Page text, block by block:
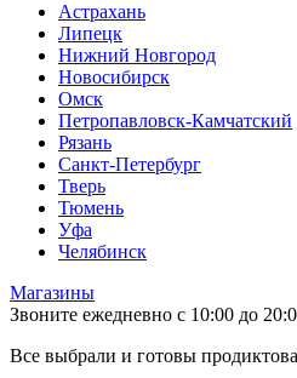
Астрахань
Липецк
Нижний Новгород
Новосибирск
Омск
Петропавловск-Камчатский
Рязань
Санкт-Петербург
Тверь
Тюмень
Уфа
Челябинск
Магазины
Звоните ежедневно с 10:00 до
Все выбрали и готовы